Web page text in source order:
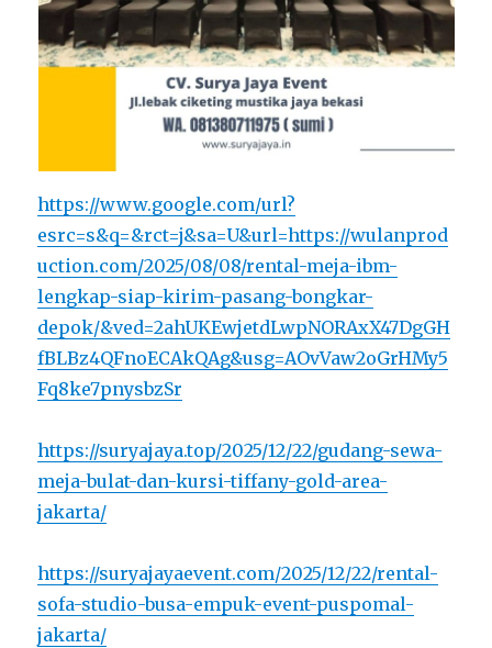
https://www.google.com/url?
esrc=s&q=&rct=j&sa=U&url=https://wulanprod
uction.com/2025/08/08/rental-meja-ibm-
lengkap-siap-kirim-pasang-bongkar-
depok/&ved=2ahUKEwjetdLwpNORAxX47DgGH
fBLBz4QFnoECAkQAg&usg=AOvVaw2oGrHMy5
Fq8ke7pnysbzSr
https://suryajaya.top/2025/12/22/gudang-sewa-
meja-bulat-dan-kursi-tiffany-gold-area-
jakarta/
https://suryajayaevent.com/2025/12/22/rental-
sofa-studio-busa-empuk-event-puspomal-
jakarta/